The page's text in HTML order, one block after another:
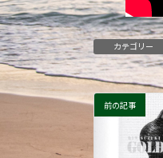
カテゴリー
前の記事